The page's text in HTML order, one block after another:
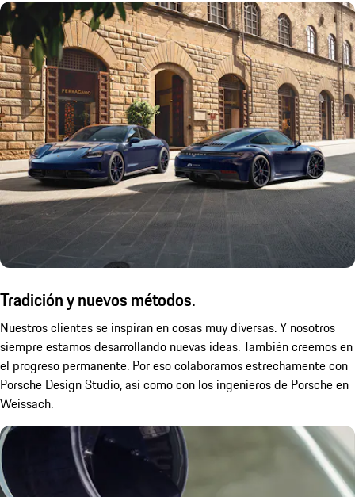
Tradición y nuevos métodos.
Nuestros clientes se inspiran en cosas muy diversas. Y nosotros
siempre estamos desarrollando nuevas ideas. También creemos en
el progreso permanente. Por eso colaboramos estrechamente con
Porsche Design Studio, así como con los ingenieros de Porsche en
Weissach.